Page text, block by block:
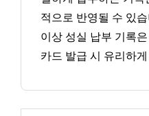
적으로 반영될 수 있
이상 성실 납부 기록
카드 발급 시 유리하